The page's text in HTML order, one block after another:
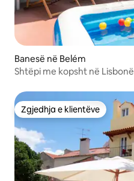
Banesë në Belém
Shtëpi me kopsht në Lisbonë
Zgjedhja e klientëve
Zgjedhja e klientëve